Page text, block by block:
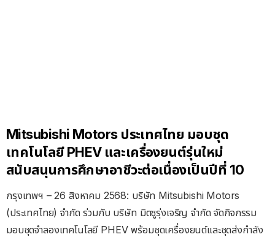
Mitsubishi Motors ประเทศไทย มอบชุด
เทคโนโลยี PHEV และเครื่องยนต์รุ่นใหม่
สนับสนุนการศึกษาอาชีวะต่อเนื่องเป็นปีที่ 10
กรุงเทพฯ – 26 สิงหาคม 2568: บริษัท Mitsubishi Motors
(ประเทศไทย) จำกัด ร่วมกับ บริษัท มิตซูรุ่งเจริญ จำกัด จัดกิจกรรม
มอบชุดจำลองเทคโนโลยี PHEV พร้อมชุดเครื่องยนต์และชุดส่งกำลัง